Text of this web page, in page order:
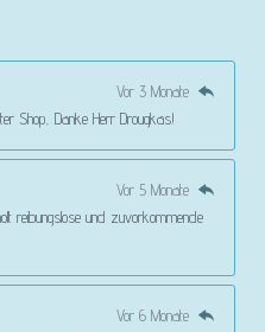
Vor 3 Monate
Shop, Danke Herr Drougkas!
Vor 5 Monate
reibungslose und zuvorkommende
Vor 6 Monate